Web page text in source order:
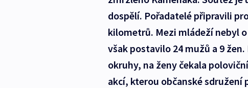
dospělí. Pořadatelé připravili
kilometrů. Mezi mládeží nebyl
však postavilo 24 mužů a 9
okruhy, na ženy čekala
akcí, kterou občanské sdružení